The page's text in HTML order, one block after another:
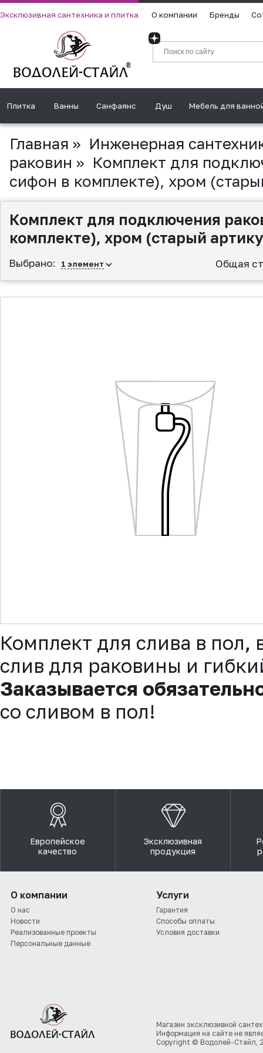
Эксклюзивная сантехника и плитка О компании Бренды
Плитка Ванны Санфаянс Душ Мебель для
Главная » Инженерная
раковин » Комплект для
сифон в комплекте), хром
Комплект для подключения
комплекте), хром (старый
Выбрано: 1 элемент Общая
Комплект для слива в
слив для раковины и
Заказывается
со сливом в пол!
Европейское
качество
Эксклюзивная
продукция
О компании
О нас
Новости
Реализованные проекты
Персональные данные
Услуги
Гарантия
Способы оплаты
Условия доставки
Магазин эксклюзивной
Информация на сайте не
Copyright © Водолей-Стайл,